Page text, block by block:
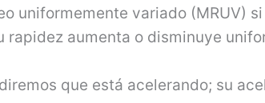
uniformemente variado (MRUV) si
aumenta o disminuye
que está acelerando; su